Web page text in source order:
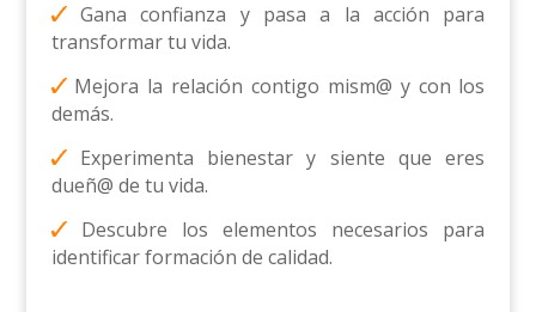
Gana confianza y pasa a la acción para
transformar tu vida.
Mejora la relación contigo mism@ y con los
demás.
Experimenta bienestar y siente que eres
dueñ@ de tu vida.
Descubre los elementos necesarios para
identificar formación de calidad.